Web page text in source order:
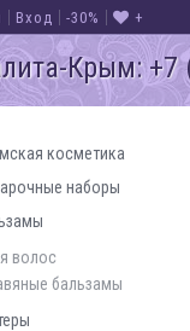
Вход -30% +
Крым: +7
Новая
около 30
косметика
наборы
волос
бальзамы